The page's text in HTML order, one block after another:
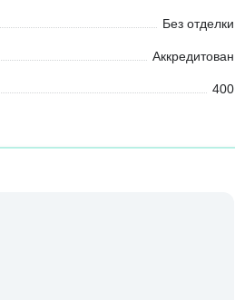
Без отделки
Аккредитован
400